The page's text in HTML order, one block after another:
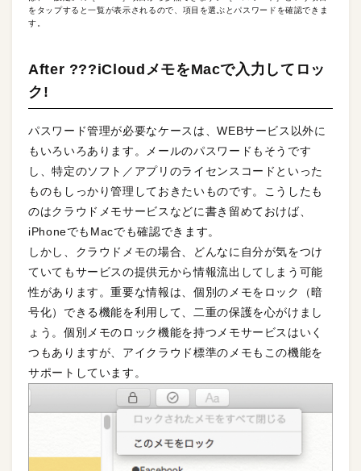
をタップすると一覧が表示されるので、項目を選ぶとパスワードを確認できま
す。
After ???iCloudメモをMacで入力してロッ
ク!
パスワード管理が必要なケースは、WEBサービス以外に
もいろいろあります。メールのパスワードもそうです
し、特定のソフト／アプリのライセンスコードといった
ものもしっかり管理しておきたいものです。こうしたも
のはクラウドメモサービスなどに書き留めておけば、
iPhoneでもMacでも確認できます。
しかし、クラウドメモの場合、どんなに自分が気をつけ
ていてもサービスの提供元から情報流出してしまう可能
性があります。重要な情報は、個別のメモをロック（暗
号化）できる機能を利用して、二重の保護を心がけまし
ょう。個別メモのロック機能を持つメモサービスはいく
つもありますが、アイクラウド標準のメモもこの機能を
サポートしています。